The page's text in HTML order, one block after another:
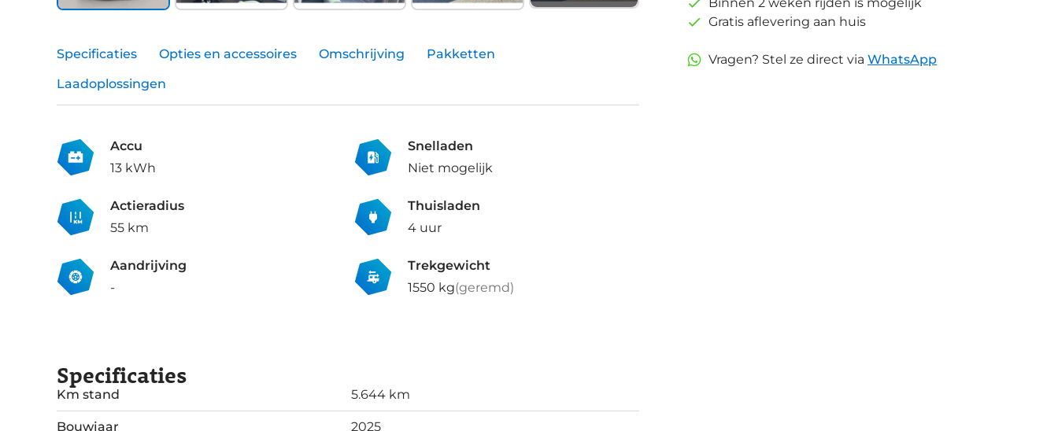
Gratis aflevering aan huis
Vragen? Stel ze direct via WhatsApp
Specificaties Opties en accessoires Omschrijving
Pakketten
Laadoplossingen
Accu
13 kWh
Actieradius
55 km
Aandrijving
-
Snelladen
Niet mogelijk
Thuisladen
4 uur
Trekgewicht
1550 kg(geremd)
Specificaties
Km stand 5.644 km
Bouwjaar 2025